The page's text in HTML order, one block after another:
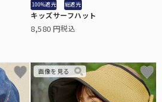
でも使いやすいショートタイプ。
ク/フェイスガード
インナー
を98%以上カットします。
100%遮光 総遮光
キッズサーフハット
8,580 税込